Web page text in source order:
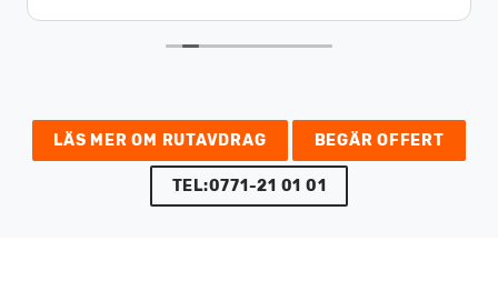
LÄS MER OM RUTAVDRAG BEGÄR OFFERT
TEL:0771-21 01 01